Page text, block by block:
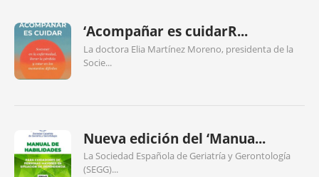
‘Acompañar es cuidarR...
La doctora Elia Martínez Moreno, presidenta de la
Socie...
Nueva edición del ‘Manua...
La Sociedad Española de Geriatría y Gerontología
(SEGG)...